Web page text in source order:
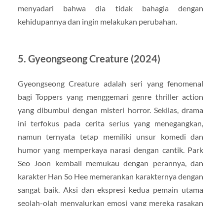
menyadari bahwa dia tidak bahagia dengan
kehidupannya dan ingin melakukan perubahan.
5. Gyeongseong Creature (2024)
Gyeongseong Creature adalah seri yang fenomenal
bagi Toppers yang menggemari genre thriller action
yang dibumbui dengan misteri horror. Sekilas, drama
ini terfokus pada cerita serius yang menegangkan,
namun ternyata tetap memiliki unsur komedi dan
humor yang memperkaya narasi dengan cantik. Park
Seo Joon kembali memukau dengan perannya, dan
karakter Han So Hee memerankan karakternya dengan
sangat baik. Aksi dan ekspresi kedua pemain utama
seolah-olah menyalurkan emosi yang mereka rasakan